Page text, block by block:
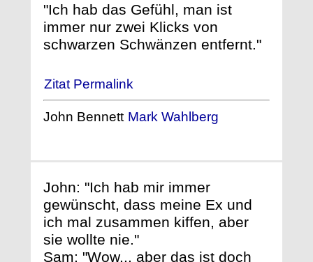
"Ich hab das Gefühl, man ist
immer nur zwei Klicks von
schwarzen Schwänzen entfernt."
Zitat Permalink
John Bennett Mark Wahlberg
John: "Ich hab mir immer
gewünscht, dass meine Ex und
ich mal zusammen kiffen, aber
sie wollte nie."
Sam: "Wow... aber das ist doch